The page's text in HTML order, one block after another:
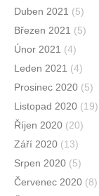
Duben 2021 (5)
Březen 2021 (5)
Únor 2021 (4)
Leden 2021 (4)
Prosinec 2020 (5)
Listopad 2020 (19)
Říjen 2020 (20)
Září 2020 (13)
Srpen 2020 (5)
Červenec 2020 (8)